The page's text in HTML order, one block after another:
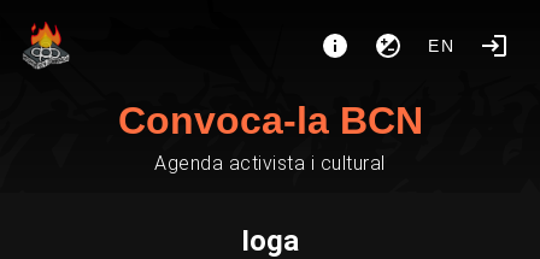
EN
Convoca-la BCN
Agenda activista i cultural
Ioga